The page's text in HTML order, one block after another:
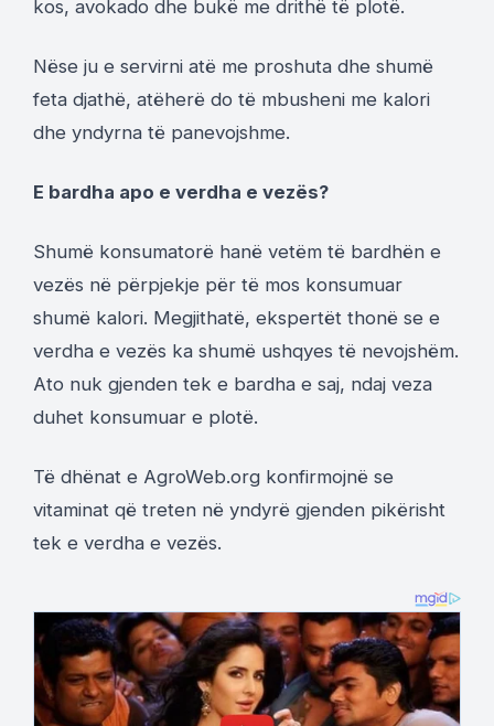
kos, avokado dhe bukë me drithë të plotë.
Nëse ju e servirni atë me proshuta dhe shumë
feta djathë, atëherë do të mbusheni me kalori
dhe yndyrna të panevojshme.
E bardha apo e verdha e vezës?
Shumë konsumatorë hanë vetëm të bardhën e
vezës në përpjekje për të mos konsumuar
shumë kalori. Megjithatë, ekspertët thonë se e
verdha e vezës ka shumë ushqyes të nevojshëm.
Ato nuk gjenden tek e bardha e saj, ndaj veza
duhet konsumuar e plotë.
Të dhënat e AgroWeb.org konfirmojnë se
vitaminat që treten në yndyrë gjenden pikërisht
tek e verdha e vezës.